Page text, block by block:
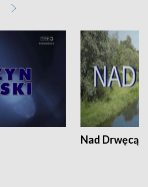
Nad Drwęcą